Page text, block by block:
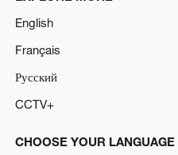
English
Français
Русский
CCTV+
CHOOSE YOUR LANGUAGE